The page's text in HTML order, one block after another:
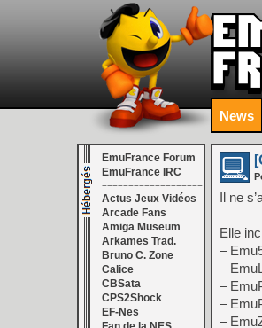
News
EmuFrance Forum
EmuFrance IRC
===================
Actus Jeux Vidéos
Arcade Fans
Amiga Museum
Arkames Trad.
Bruno C. Zone
Calice
CBSata
CPS2Shock
EF-Nes
Il ne
Elle
–
–
–
–
–